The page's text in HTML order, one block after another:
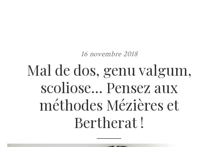
16 novembre 2018
Mal de dos, genu valgum,
scoliose… Pensez aux
méthodes Mézières et
Bertherat !